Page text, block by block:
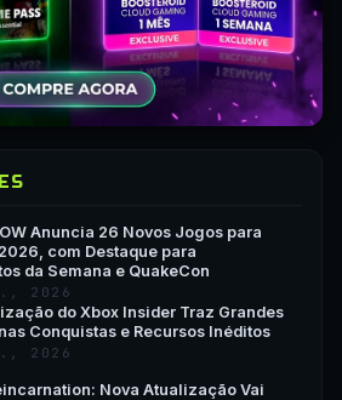
Anuncia 26 Novos Jogos para
com Destaque para
da Semana e QuakeCon
2026
do Xbox Insider Traz Grandes
Conquistas e Recursos Inéditos
2026
Nova Atualização Vai